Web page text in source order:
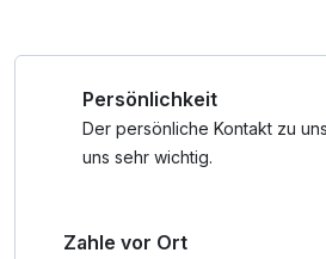
einfach die Seele baumeln lassen
Sonnenhof haben Sie die freie
ambitionierten Gäste gibt es ein
radeln Sie auf malerischen Wegen
Persönlichkeit
Der persönliche Kontakt zu
uns sehr wichtig.
Zahle vor Ort